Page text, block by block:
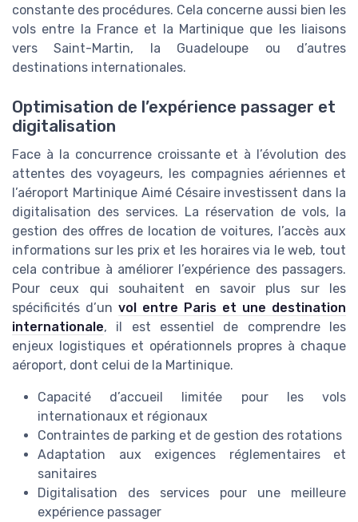
constante des procédures. Cela concerne aussi bien les
vols entre la France et la Martinique que les liaisons
vers Saint-Martin, la Guadeloupe ou d’autres
destinations internationales.
Optimisation de l’expérience passager et
digitalisation
Face à la concurrence croissante et à l’évolution des
attentes des voyageurs, les compagnies aériennes et
l’aéroport Martinique Aimé Césaire investissent dans la
digitalisation des services. La réservation de vols, la
gestion des offres de location de voitures, l’accès aux
informations sur les prix et les horaires via le web, tout
cela contribue à améliorer l’expérience des passagers.
Pour ceux qui souhaitent en savoir plus sur les
spécificités d’un vol entre Paris et une destination
internationale, il est essentiel de comprendre les
enjeux logistiques et opérationnels propres à chaque
aéroport, dont celui de la Martinique.
Capacité d’accueil limitée pour les vols
internationaux et régionaux
Contraintes de parking et de gestion des rotations
Adaptation aux exigences réglementaires et
sanitaires
Digitalisation des services pour une meilleure
expérience passager